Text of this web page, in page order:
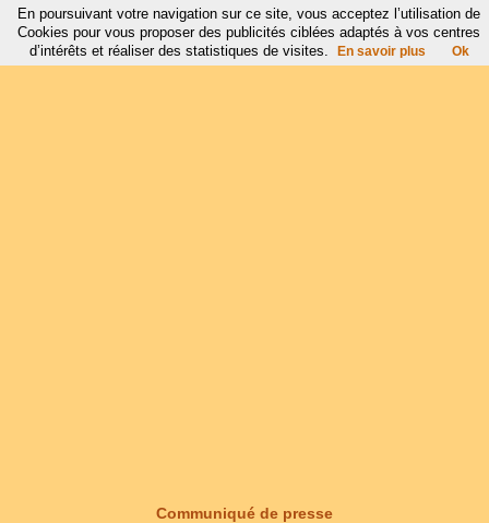
Communiqué de presse
En poursuivant votre navigation sur ce site, vous acceptez l’utilisation de
Cookies pour vous proposer des publicités ciblées adaptés à vos centres
d’intérêts et réaliser des statistiques de visites.
En savoir plus Ok